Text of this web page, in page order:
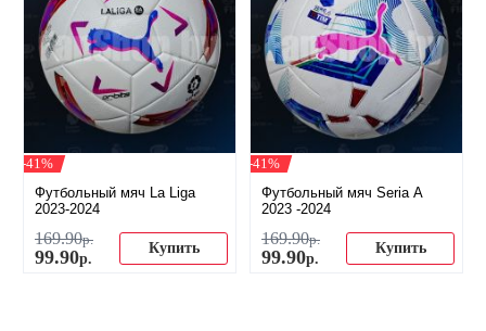
-41%
Футбольный мяч La Liga
2023-2024
169.90р.
99.90р.
Купить
-41%
Футбольный мяч Seria A
2023 -2024
169.90р.
99.90р.
Купить